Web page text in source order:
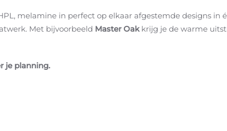
melamine in perfect op elkaar afgestemde designs in
Met bijvoorbeeld Master Oakkrijg je de warme
je planning.